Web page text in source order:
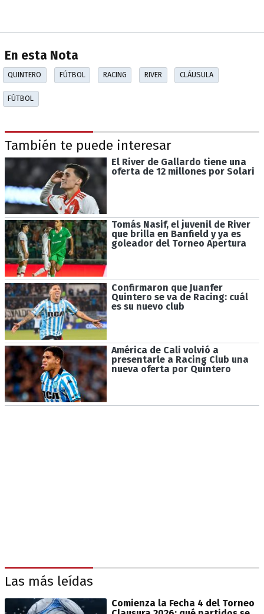
En esta Nota
QUINTERO FÚTBOL RACING RIVER CLÁUSULA
FÚTBOL
También te puede interesar
El River de Gallardo tiene una
oferta de 12 millones por Solari
Tomás Nasif, el juvenil de River
que brilla en Banfield y ya es
goleador del Torneo Apertura
Confirmaron que Juanfer
Quintero se va de Racing: cuál
es su nuevo club
América de Cali volvió a
presentarle a Racing Club una
nueva oferta por Quintero
Las más leídas
Comienza la Fecha 4 del Torneo